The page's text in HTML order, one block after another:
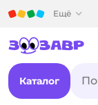
Ещё
Каталог